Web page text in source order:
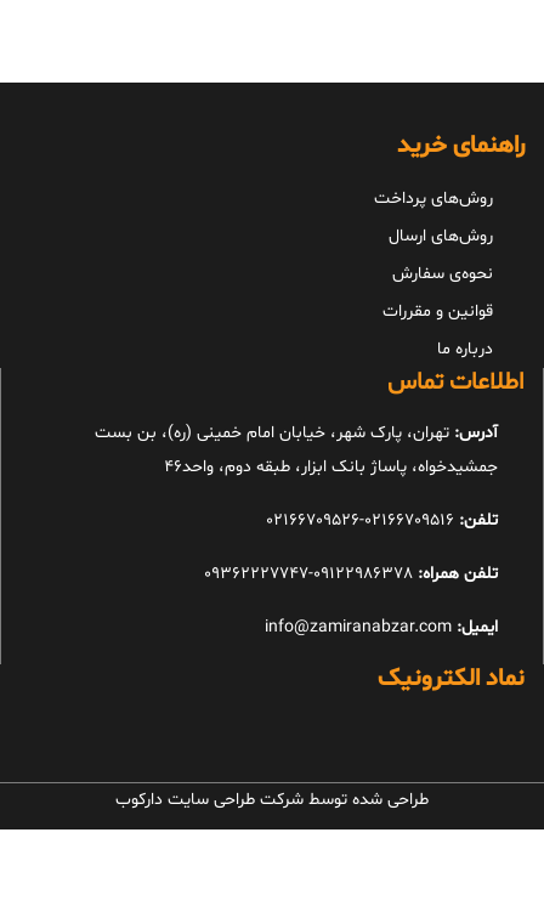
راهنمای خرید
روش‌های پرداخت
روش‌های ارسال
نحوه‌ی سفارش
قوانین و مقررات
درباره ما
اطلاعات تماس
آدرس: تهران، پارک شهر، خیابان امام خمینی (ره)، بن بست
جمشیدخواه، پاساژ بانک ابزار، طبقه دوم، واحد46
تلفن:
تلفن همراه: 09122986378-09362227747
ایمیل:
نماد الکترونیک
طراحی شده توسط شرکت طراحی سایت دارکوب